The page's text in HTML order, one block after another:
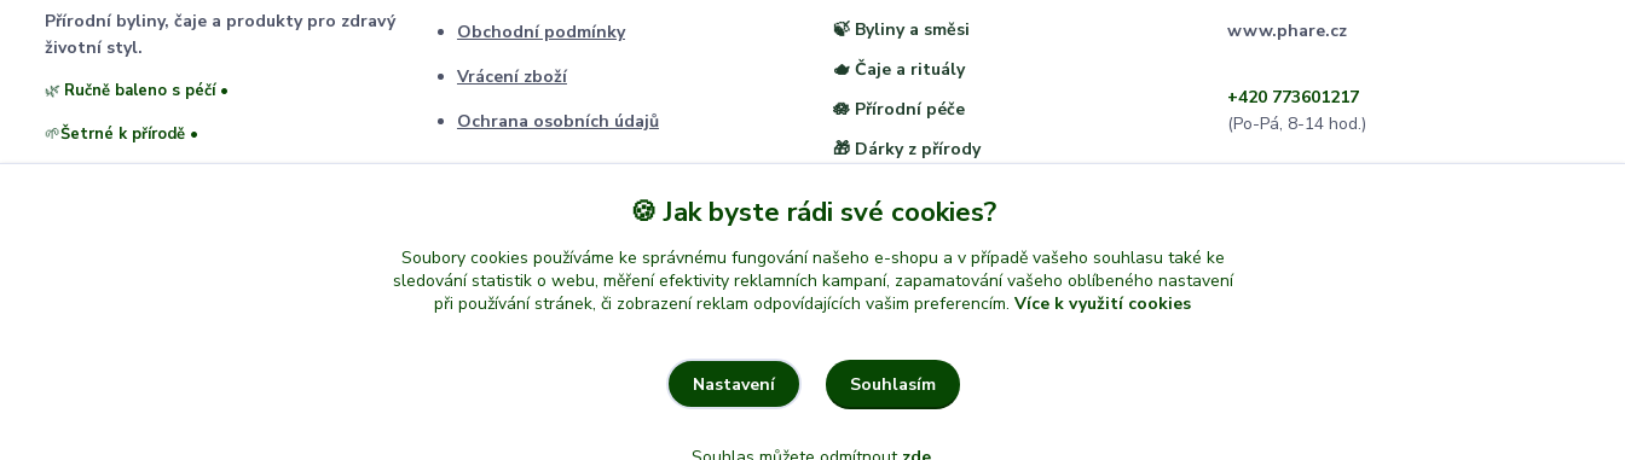
Přírodní byliny, čaje a produkty pro zdravý
životní styl.
🌿 Ručně baleno s péčí •
🌱Šetrné k přírodě •
Obchodní podmínky
Vrácení zboží
Ochrana osobních údajů
🍃 Byliny a směsi
🫖 Čaje a rituály
🪷 Přírodní péče
🎁 Dárky z přírody
www.phare.cz
+420 773601217
(Po-Pá, 8-14 hod.)
🍪 Jak byste rádi své cookies?
Soubory cookies používáme ke správnému fungování našeho e-shopu a v případě vašeho souhlasu také ke
sledování statistik o webu, měření efektivity reklamních kampaní, zapamatování vašeho oblíbeného nastavení
při používání stránek, či zobrazení reklam odpovídajících vašim preferencím. Více k využití cookies
Nastavení Souhlasím